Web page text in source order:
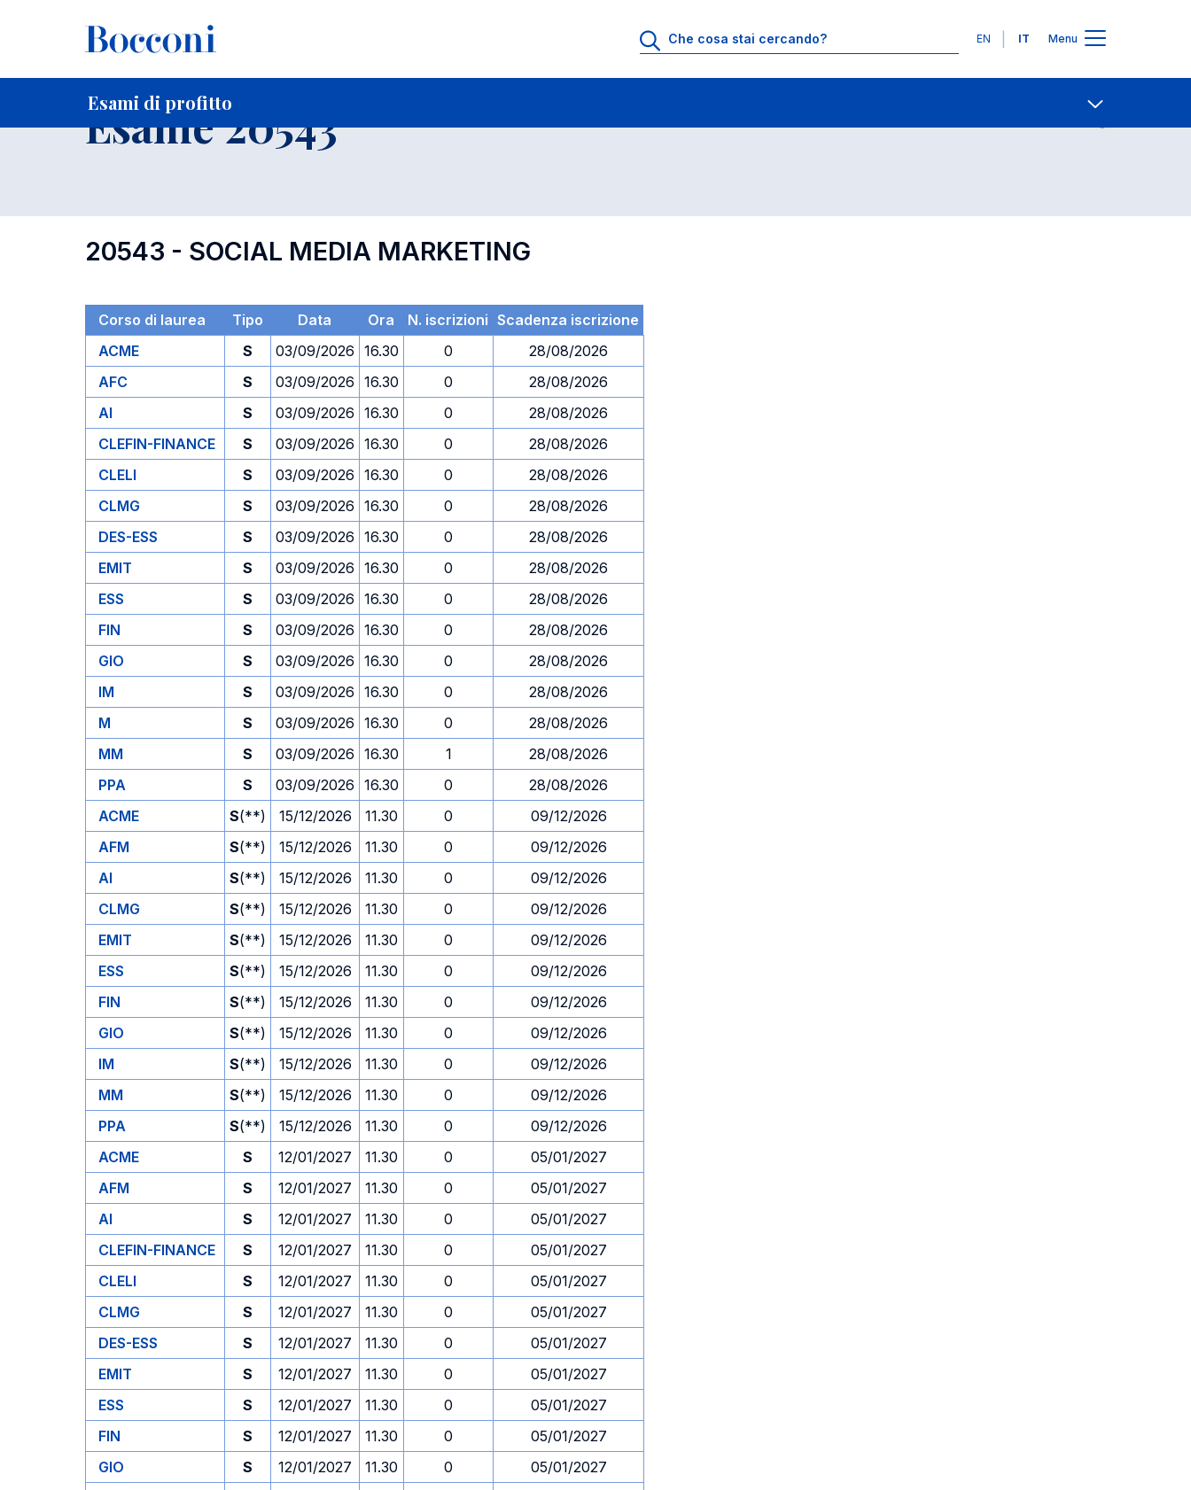
Lingue
EN IT Menu
Esami di profitto
Home Per studenti iscritti Contatti
Esame 20543
20543 - SOCIAL MEDIA MARKETING
Corso di laurea Tipo Data Ora N. iscrizioni Scadenza iscrizione
ACME
S 03/09/2026 16.30 0
28/08/2026
AFC
S 03/09/2026 16.30 0
28/08/2026
AI
S 03/09/2026 16.30 0
28/08/2026
CLEFIN-FINANCE
S 03/09/2026 16.30 0
28/08/2026
CLELI
S 03/09/2026 16.30 0
28/08/2026
CLMG
S 03/09/2026 16.30 0
28/08/2026
DES-ESS
S 03/09/2026 16.30 0
28/08/2026
EMIT
S 03/09/2026 16.30 0
28/08/2026
ESS
S 03/09/2026 16.30 0
28/08/2026
FIN
S 03/09/2026 16.30 0
28/08/2026
GIO
S 03/09/2026 16.30 0
28/08/2026
IM
S 03/09/2026 16.30 0
28/08/2026
M
S 03/09/2026 16.30 0
28/08/2026
MM
S 03/09/2026 16.30 1
28/08/2026
PPA
S 03/09/2026 16.30 0
28/08/2026
ACME
S(**) 15/12/2026 11.30 0
09/12/2026
AFM
S(**) 15/12/2026 11.30 0
09/12/2026
AI
S(**) 15/12/2026 11.30 0
09/12/2026
CLMG
S(**) 15/12/2026 11.30 0
09/12/2026
EMIT
S(**) 15/12/2026 11.30 0
09/12/2026
ESS
S(**) 15/12/2026 11.30 0
09/12/2026
FIN
S(**) 15/12/2026 11.30 0
09/12/2026
GIO
S(**) 15/12/2026 11.30 0
09/12/2026
IM
S(**) 15/12/2026 11.30 0
09/12/2026
MM
S(**) 15/12/2026 11.30 0
09/12/2026
PPA
S(**) 15/12/2026 11.30 0
09/12/2026
ACME
S 12/01/2027 11.30 0
05/01/2027
AFM
S 12/01/2027 11.30 0
05/01/2027
AI
S 12/01/2027 11.30 0
05/01/2027
CLEFIN-FINANCE
S 12/01/2027 11.30 0
05/01/2027
CLELI
S 12/01/2027 11.30 0
05/01/2027
CLMG
S 12/01/2027 11.30 0
05/01/2027
DES-ESS
S 12/01/2027 11.30 0
05/01/2027
EMIT
S 12/01/2027 11.30 0
05/01/2027
ESS
S 12/01/2027 11.30 0
05/01/2027
FIN
S 12/01/2027 11.30 0
05/01/2027
GIO
S 12/01/2027 11.30 0
05/01/2027